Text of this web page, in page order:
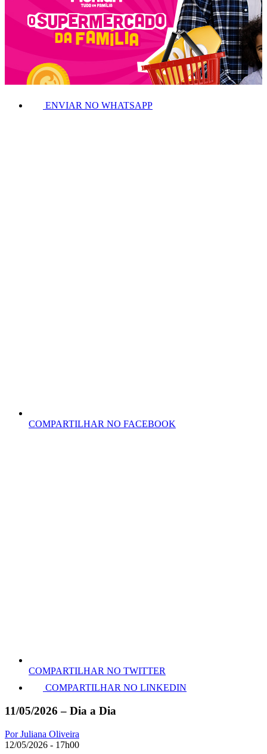
ENVIAR NO WHATSAPP
COMPARTILHAR NO FACEBOOK
COMPARTILHAR NO TWITTER
COMPARTILHAR NO LINKEDIN
11/05/2026 – Dia a Dia
Por Juliana Oliveira
12/05/2026 - 17h00